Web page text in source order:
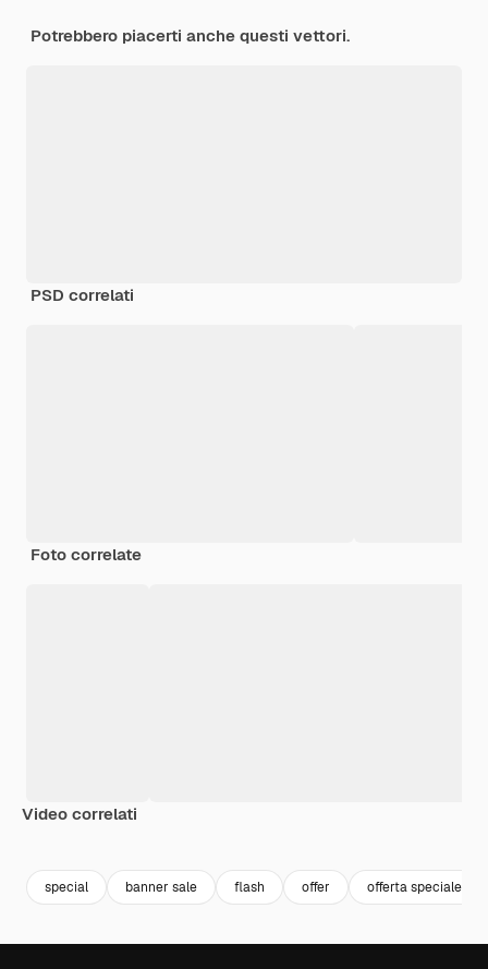
Potrebbero piacerti anche questi vettori.
PSD correlati
Foto correlate
Video correlati
special banner sale flash offer offerta speciale